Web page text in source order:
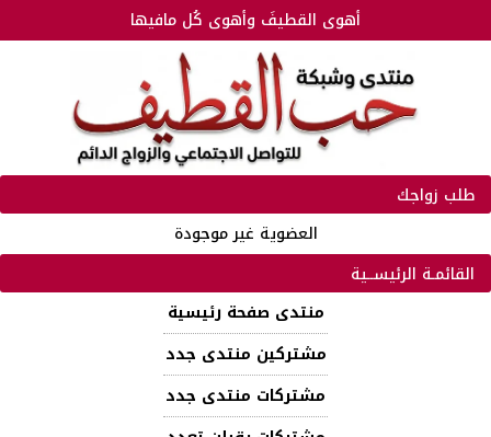
أهوى القطيفَ وأهوى كُل مافيها
طلب زواجك
العضوية غير موجودة
القائمـة الرئيســية
منتدى صفحة رئيسية
مشتركين منتدى جدد
مشتركات منتدى جدد